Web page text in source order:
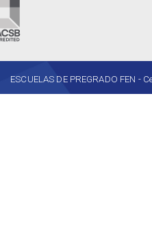
ESCUELAS DE PREGRADO FEN